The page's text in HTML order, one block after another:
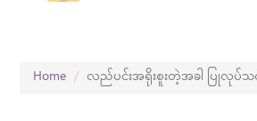
Home လည်ပင်းအရိုးစူးတဲ့အခါ ပြုလုပ်သ